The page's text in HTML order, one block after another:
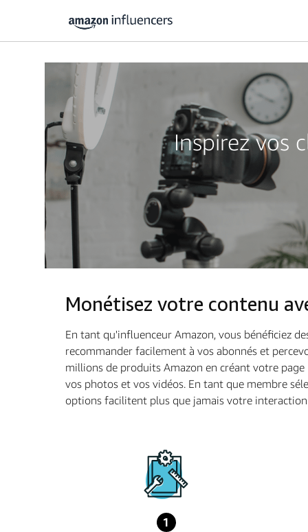
Inspirez vos
Monétisez votre contenu
En tant qu'influenceur Amazon, vous bénéficiez
recommander facilement à vos abonnés et
millions de produits Amazon en créant votre
vos photos et vos vidéos. En tant que membre
options facilitent plus que jamais votre
1